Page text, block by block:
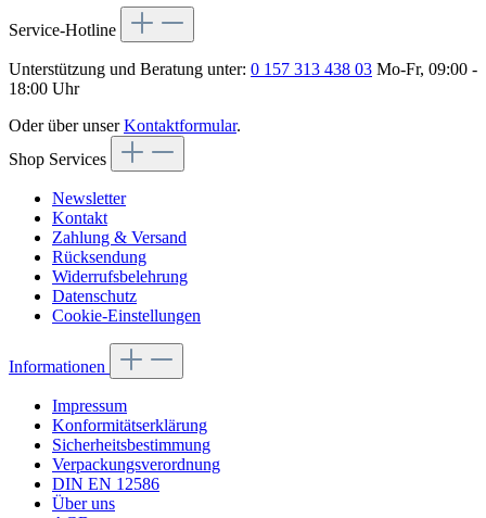
Service-Hotline
Unterstützung und Beratung unter: 0 157 313 438 03 Mo-Fr, 09:00 -
18:00 Uhr
Oder über unserKontaktformular.
Shop Services
Newsletter
Kontakt
Zahlung & Versand
Rücksendung
Widerrufsbelehrung
Datenschutz
Cookie-Einstellungen
Informationen
Impressum
Konformitätserklärung
Sicherheitsbestimmung
Verpackungsverordnung
DIN EN 12586
Über uns